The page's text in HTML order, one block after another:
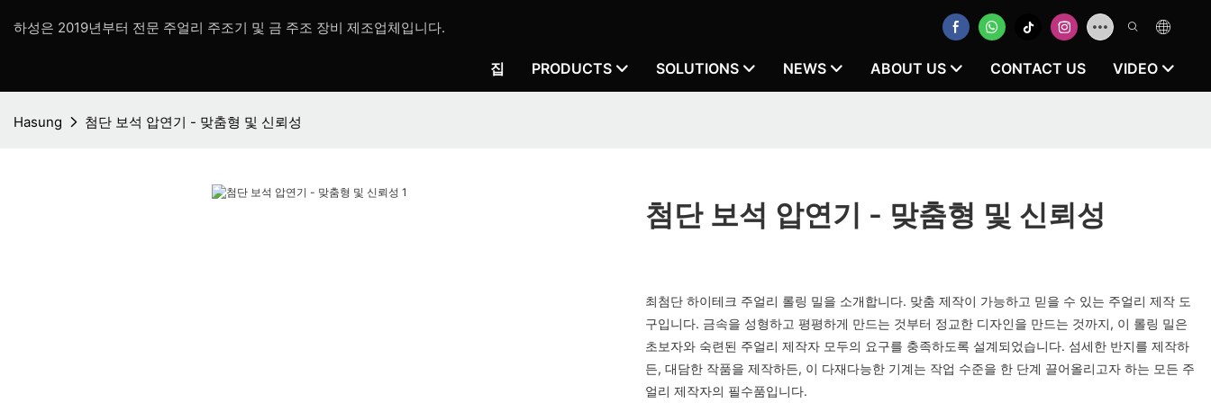
하성은 2019년부터 전문 주얼리 주조기 및 금 주조 장비 제조업체입니다.
집 PRODUCTS SOLUTIONS NEWS ABOUT US CONTACT US VIDEO
Hasung 첨단 보석 압연기 - 맞춤형 및 신뢰성
첨단 보석 압연기 - 맞춤형 및 신뢰성
최첨단 하이테크 주얼리 롤링 밀을 소개합니다. 맞춤 제작이 가능하고 믿을 수 있는 주얼리 제작 도
구입니다. 금속을 성형하고 평평하게 만드는 것부터 정교한 디자인을 만드는 것까지, 이 롤링 밀은
초보자와 숙련된 주얼리 제작자 모두의 요구를 충족하도록 설계되었습니다. 섬세한 반지를 제작하
든, 대담한 작품을 제작하든, 이 다재다능한 기계는 작업 수준을 한 단계 끌어올리고자 하는 모든 주
얼리 제작자의 필수품입니다.